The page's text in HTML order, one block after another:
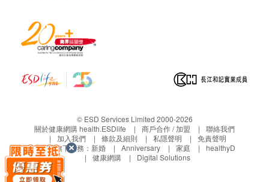
© ESD Services Limited 2000-2026
關於健康網購 health.ESDlife
商戶合作 / 加盟
聯絡我們
加入我們
條款及細則 私隱聲明
免責聲明
生活易旗下業務： 新婚 Anniversary 家庭
healthyD
健康網購
Digital Solutions